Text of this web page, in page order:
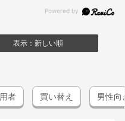
表示：新しい順
者 買い替え 男性向